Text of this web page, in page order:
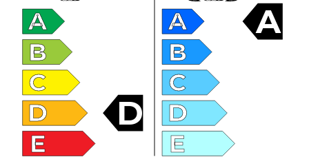
A
B
C
D
E
D
A
B
C
D
E
A